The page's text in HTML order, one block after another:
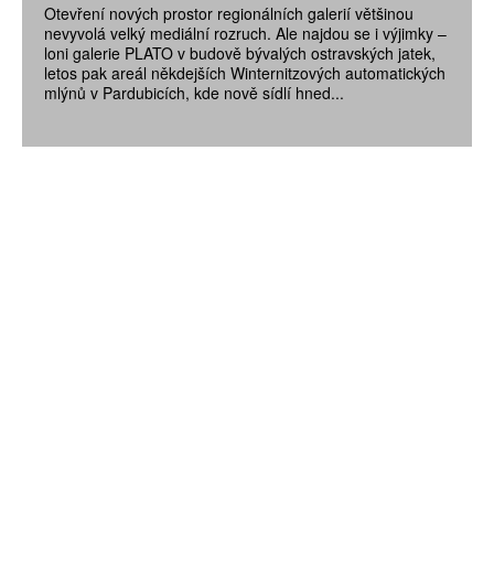
Otevření nových prostor regionálních galerií většinou
nevyvolá velký mediální rozruch. Ale najdou se i výjimky –
loni galerie PLATO v budově bývalých ostravských jatek,
letos pak areál někdejších Winternitzových automatických
mlýnů v Pardubicích, kde nově sídlí hned...